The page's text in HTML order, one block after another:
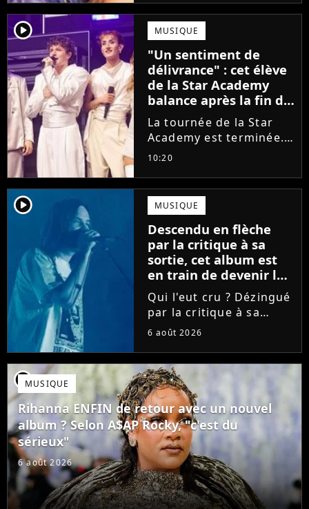
Annoncé depuis
longtemps et sans
cesse repoussé, ce duo
entre les deux stars de
la pop aura
finalement...
player2 MUSIQUE
"Un sentiment de
délivrance" : cet élève
de la Star Academy
balance après la fin de
la tournée
La tournée de la Star
Academy est terminée.
L'occasion pour les
projets solos. En
parallèle, cet élève sort
du silence et se dit
soulagé de ne plus être
sur...
10:20
player2 MUSIQUE
Descendu en flèche
par la critique à sa
sortie, cet album est
en train de devenir le
plus populaire de son
auteur
Qui l'eut cru ? Dézingué
par la critique à sa
sortie, l'album
de devenir le projet le
plus populaire de Tame
Impala. Coup sur coup,
le projet mené par
Kevin Parker...
6 août 2026
player2MUSIQUE
Rihanna ENFIN de retour avec un nouvel
album ? Selon A$AP Rocky, "c'est du
sérieux"
6 août 2026